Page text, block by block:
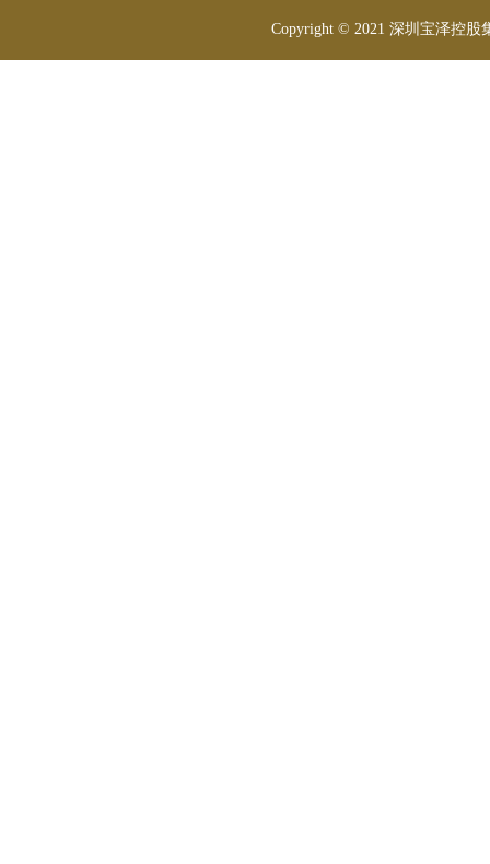
Copyright © 2021 深圳宝泽控股